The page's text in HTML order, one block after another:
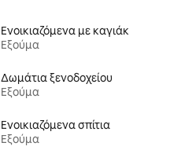
Ενοικιαζόμενα με καγιάκ
Εξούμα
Δωμάτια ξενοδοχείου
Εξούμα
Ενοικιαζόμενα σπίτια
Εξούμα